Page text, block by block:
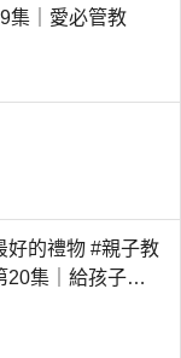
集｜愛必管教
好的禮物 #親子教
20集｜給孩子最